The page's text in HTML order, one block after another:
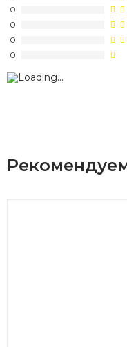
0
0
0
0